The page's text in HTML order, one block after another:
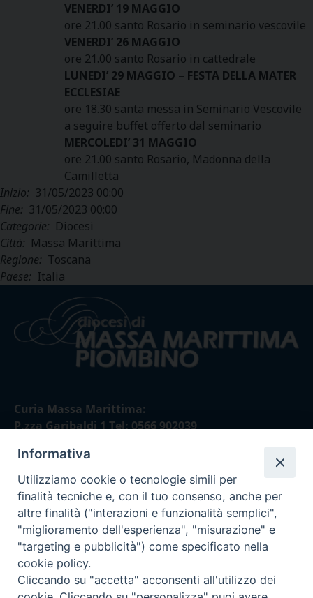
VENERDI’ 19 MAGGIO
ore 21.00 santo Rosario in seminario vescovile
VENERDI’ 26 MAGGIO
ore 21.00 santo Rosario in cattedrale
LUNEDI’ 29 MAGGIO – FESTA DELLA MATER
ECCLESIAE
ore 18.30 santa messa in Seminario Vescovile
a seguire buffet offerto dal seminario
MERCOLEDI’ 31 MAGGIO
ore 21.00 santo Rosario, Madonna della
Camilletta
Inizio: 31/05/2023 00:00
Fine: 31/05/2023 00:00
Categorie: Diocesi
Città: Massa Marittima
Regione: Toscana
Paese: Italia
Curia Massa Marittima:
P.zza Garibaldi 1 Tel: 0566 902039
Curia Piombino:
Via Don Minzoni,58/A Tel e Fax: 0565 32036
E-mail:
curia@diocesimassamarittima.it
Informativa
Utilizziamo cookie o tecnologie simili per
finalità tecniche e, con il tuo consenso, anche per
altre finalità ("interazioni e funzionalità semplici",
"miglioramento dell'esperienza", "misurazione" e
"targeting e pubblicità") come specificato nella
cookie policy.
Cliccando su "accetta" acconsenti all'utilizzo dei